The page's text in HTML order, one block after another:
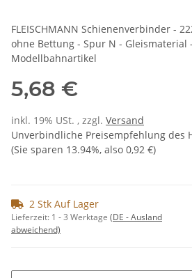
FLEISCHMANN Schienenverbinder -
ohne Bettung - Spur N - Gleismaterial
Modellbahnartikel
5,68 €
inkl. 19% USt. , zzgl. Versand
Unverbindliche Preisempfehlung des
(Sie sparen 13.94%, also 0,92 €)
2 Stk Auf Lager
Lieferzeit: 1 - 3 Werktage (DE - Ausland
abweichend)